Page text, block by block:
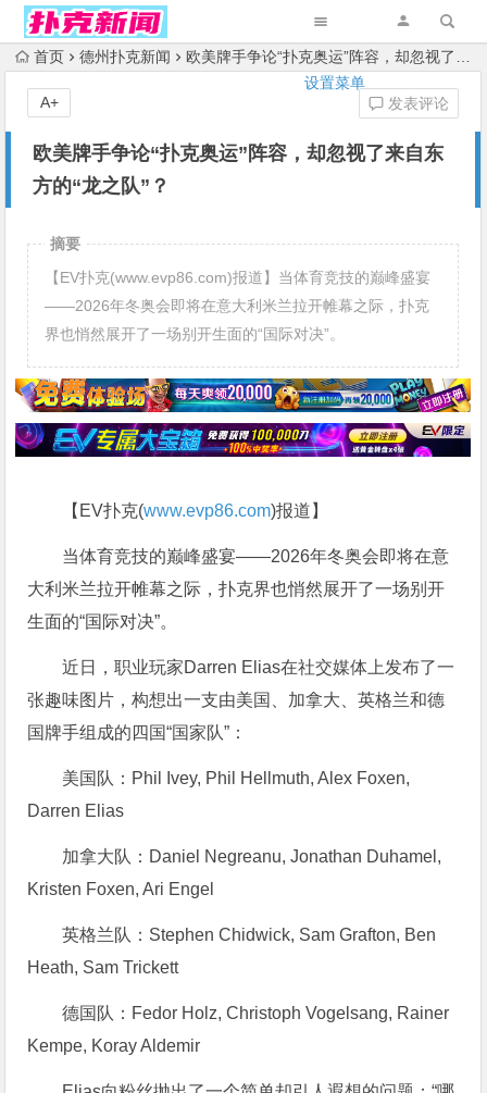
设置菜单
首页 德州扑克新闻 欧美牌手争论“扑克奥运”阵容，却忽视了来自东方的“龙之队”？
欧美牌手争论“扑克奥运”阵容，却忽视了来自东
方的“龙之队”？
发表评论
A+
摘要
【EV扑克(www.evp86.com)报道】当体育竞技的巅峰盛宴
——2026年冬奥会即将在意大利米兰拉开帷幕之际，扑克
界也悄然展开了一场别开生面的“国际对决”。
【EV扑克(www.evp86.com)报道】
当体育竞技的巅峰盛宴——2026年冬奥会即将在意
大利米兰拉开帷幕之际，扑克界也悄然展开了一场别开
生面的“国际对决”。
近日，职业玩家Darren Elias在社交媒体上发布了一
张趣味图片，构想出一支由美国、加拿大、英格兰和德
国牌手组成的四国“国家队”：
美国队：Phil Ivey, Phil Hellmuth, Alex Foxen,
Darren Elias
加拿大队：Daniel Negreanu, Jonathan Duhamel,
Kristen Foxen, Ari Engel
英格兰队：Stephen Chidwick, Sam Grafton, Ben
Heath, Sam Trickett
德国队：Fedor Holz, Christoph Vogelsang, Rainer
Kempe, Koray Aldemir